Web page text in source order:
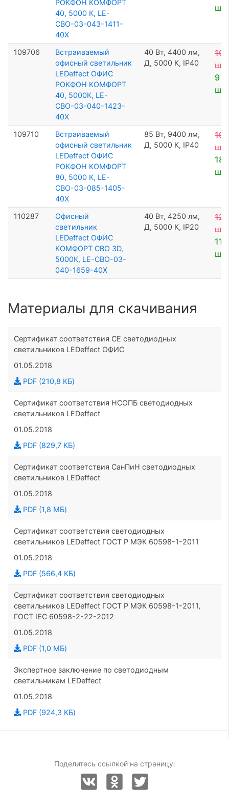
РОКФОН КОМФОРТ
40, 5000 К, LE-
СВО-03-043-1411-
40Х
шт
109706
Встраиваемый
офисный светильник
LEDeffect ОФИС
РОКФОН КОМФОРТ
40, 5000К, LE-
СВО-03-040-1423-
40Х
40 Вт, 4400 лм,
Д, 5000 К, IP40
10
шт
9
шт
109710
Встраиваемый
офисный светильник
LEDeffect ОФИС
РОКФОН КОМФОРТ
80, 5000 К, LE-
СВО-03-085-1405-
40Х
85 Вт, 9400 лм,
Д, 5000 К, IP40
19
шт
18
шт
110287
Офисный
светильник
LEDeffect ОФИС
КОМФОРТ СВО 3D,
5000К, LE-СВО-03-
040-1659-40Х
40 Вт, 4250 лм,
Д, 5000 К, IP20
12
шт
11
шт
Материалы для скачивания
Сертификат соответствия CE светодиодных
светильников LEDeffect ОФИС
01.05.2018
PDF (210,8 КБ)
Сертификат соответствия НСОПБ светодиодных
светильников LEDeffect
01.05.2018
PDF (829,7 КБ)
Сертификат соответствия СанПиН светодиодных
светильников LEDeffect
01.05.2018
PDF (1,8 МБ)
Сертификат соответствия светодиодных
светильников LEDeffect ГОСТ Р МЭК 60598-1-2011
01.05.2018
PDF (566,4 КБ)
Сертификат соответствия светодиодных
светильников LEDeffect ГОСТ Р МЭК 60598-1-2011,
ГОСТ IEC 60598-2-22-2012
01.05.2018
PDF (1,0 МБ)
Экспертное заключение по светодиодным
светильникам LEDeffect
01.05.2018
PDF (924,3 КБ)
Поделитесь ссылкой на страницу: